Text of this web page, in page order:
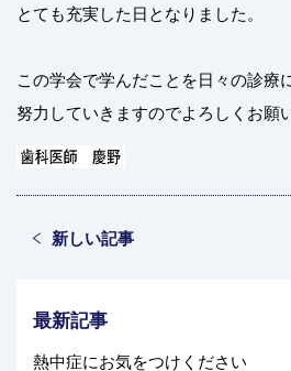
とても充実した日となりました。
この学会で学んだことを日々の診療
努力していきますのでよろしくお願
新しい記事
最新記事
熱中症にお気をつけください